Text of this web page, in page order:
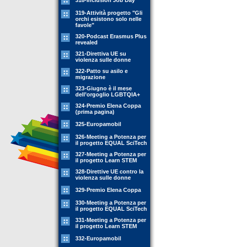
319-Attività progetto "Gli
orchi esistono solo nelle
favole"
320-Podcast Erasmus Plus
revealed
321-Direttiva UE su
violenza sulle donne
322-Patto su asilo e
migrazione
323-Giugno è il mese
dell’orgoglio LGBTQIA+
324-Premio Elena Coppa
(prima pagina)
325-Europamobil
326-Meeting a Potenza per
il progetto EQUAL SciTech
327-Meeting a Potenza per
il progetto Learn STEM
328-Direttive UE contro la
violenza sulle donne
329-Premio Elena Coppa
330-Meeting a Potenza per
il progetto EQUAL SciTech
331-Meeting a Potenza per
il progetto Learn STEM
332-Europamobil